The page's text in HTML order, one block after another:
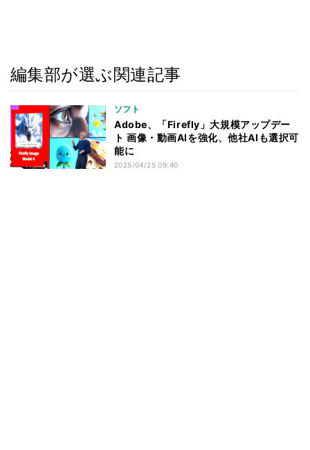
編集部が選ぶ関連記事
ソフト
Adobe、「Firefly」大規模アップデー
ト 画像・動画AIを強化、他社AIも選択可
能に
2025/04/25 09:40